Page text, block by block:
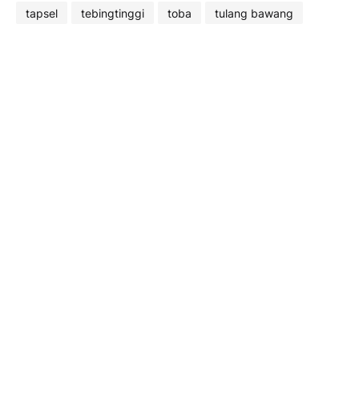
tapsel
tebingtinggi toba tulang bawang